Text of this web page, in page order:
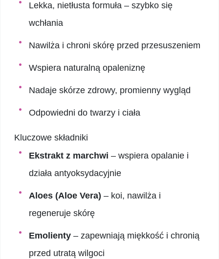
Lekka, nietłusta formuła – szybko się
wchłania
Nawilża i chroni skórę przed przesuszeniem
Wspiera naturalną opaleniznę
Nadaje skórze zdrowy, promienny wygląd
Odpowiedni do twarzy i ciała
Kluczowe składniki
Ekstrakt z marchwi – wspiera opalanie i
działa antyoksydacyjnie
Aloes (Aloe Vera) – koi, nawilża i
regeneruje skórę
Emolienty – zapewniają miękkość i chronią
przed utratą wilgoci